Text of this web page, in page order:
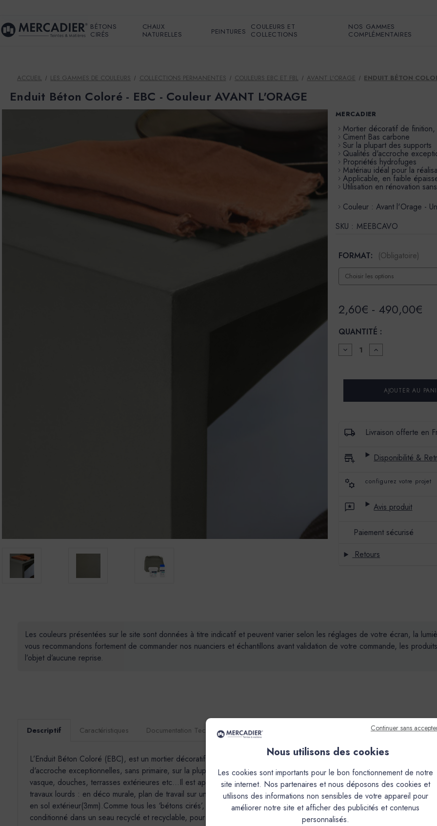
BÉTONS
CIRÉS
CHAUX
NATURELLES
PEINTURES
COULEURS ET
COLLECTIONS
NOS GAMMES
COMPLÉMENTAIRES
ACCUEIL LES GAMMES DE COULEURS COLLECTIONS PERMANENTES COULEURS EBC ET FBL AVANT L'ORAGE ENDUIT BÉTON
Enduit Béton Coloré - EBC - Couleur AVANT L'ORAGE
MERCADIER
Mortier décoratif de
Ciment Bas carbone
Sur la plupart des supports
Qualités d'accroche
Propriétés hydrofuges
Matériau idéal pour la
Applicable, en faible
Utilisation en rénovation
Couleur : Avant l'Orage -
SKU : MEEBCAVO
FORMAT: (Obligatoire)
2,60€ - 490,00€
QUANTITÉ :
DIMINUER
LA
ENDUIT
-
COULEUR
AVANT
AUGMENTER
LA
ENDUIT
BÉTON
COLORÉ
-
COULEUR
AVANT
Livraison offerte en
Disponibilité &
configurez votre projet
Avis produit
Paiement sécurisé
Retours
Les couleurs présentées sur le site sont données à titre indicatif et peuvent varier selon les réglages de votre écran, la
vous recommandons fortement de commander nos nuanciers et échantillons avant validation de votre commande, les
l’objet d’aucune reprise.
Descriptif Caractéristiques Documentation Technique Couleurs & Échantillons
L’Enduit Béton Coloré (EBC), est un mortier décoratif de finition, teinté dans la masse, à grain très fin.Il s'obtient par le
d'accroche exceptionnelles, sans primaire, sur la plupart des supports, et ses propriétés hydrofuges en font un matériau
vasque, douches, terrasses extérieures etc...Il est applicable, en faible épaisseur, de 1mm à 3mm en plusieurs couches à
travaux lourds : en déco murale, plan de travail sur un support très lisse sans joint de type medium (1 à 1.5 mm), en sol
en sol extérieur(3mm).Comme tous les ‘bétons cirés’, il présentera plus ou moins de nuances selon la couleur et les
conditionné dans un seau recyclé et recyclable, pour un impact environnemental réduit.
Continuer sans
Nous utilisons des cookies
Les cookies sont importants pour le bon fonctionnement de notre
site internet. Nos partenaires et nous déposons des cookies et
utilisons des informations non sensibles de votre appareil pour
améliorer notre site et afficher des publicités et contenus
personnalisés.